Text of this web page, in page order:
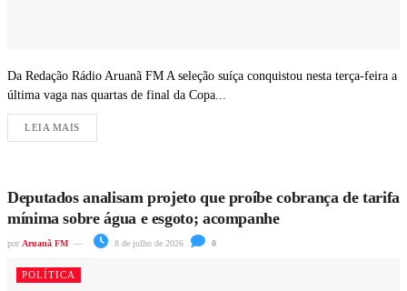
Da Redação Rádio Aruanã FM A seleção suíça conquistou nesta terça-feira a
última vaga nas quartas de final da Copa...
LEIA MAIS
Deputados analisam projeto que proíbe cobrança de tarifa
mínima sobre água e esgoto; acompanhe
por Aruanã FM 8 de julho de 2026 0
POLÍTICA